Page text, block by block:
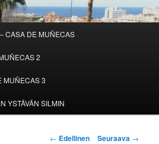
CASA DE MUÑECAS
2
MUÑECAS 3
YSTÄVÄN SILMIN
Artikkelien
← Edellinen Seuraava →